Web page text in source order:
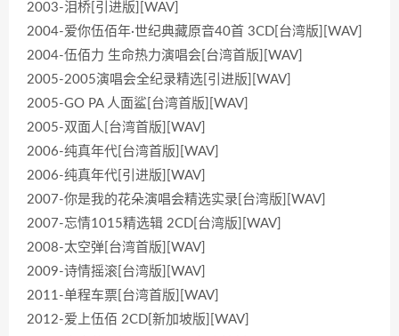
2003-泪桥[引进版][WAV]
2004-爱你伍佰年·世纪典藏原音40首 3CD[台湾版][WAV]
2004-伍佰力 生命热力演唱会[台湾首版][WAV]
2005-2005演唱会全纪录精选[引进版][WAV]
2005-GO PA 人面鲨[台湾首版][WAV]
2005-双面人[台湾首版][WAV]
2006-纯真年代[台湾首版][WAV]
2006-纯真年代[引进版][WAV]
2007-你是我的花朵演唱会精选实录[台湾版][WAV]
2007-忘情1015精选辑 2CD[台湾版][WAV]
2008-太空弹[台湾首版][WAV]
2009-诗情摇滚[台湾版][WAV]
2011-单程车票[台湾首版][WAV]
2012-爱上伍佰 2CD[新加坡版][WAV]